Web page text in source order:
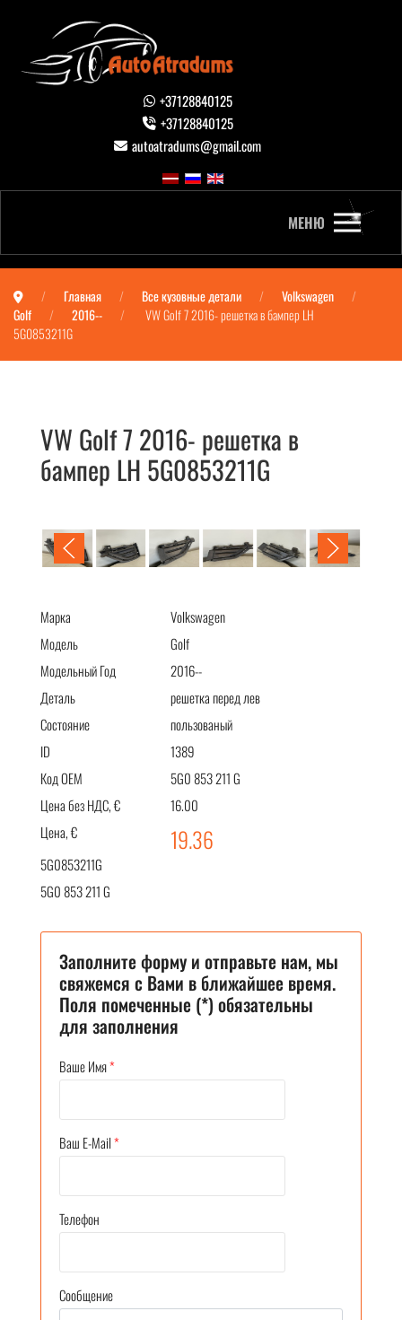
+37128840125
+37128840125
autoatradums@gmail.com
МЕНЮ
Главная Все кузовные детали
Volkswagen
Golf
2016--
VW Golf 7 2016- решетка в бампер LH
5G0853211G
VW Golf 7 2016- решетка в
бампер LH 5G0853211G
Марка
Volkswagen
Модель
Golf
Модельный Год
2016--
Деталь
решетка перед лев
Состояние
пользованый
ID
1389
Код OEM
5G0 853 211 G
Цена без НДС, €
16.00
Цена, €
19.36
5G0853211G
5G0 853 211 G
Заполните форму и отправьте нам, мы
свяжемся с Вами в ближайшее время.
Поля помеченные (*) обязательны
для заполнения
Ваше Имя*
Ваш E-Mail*
Телефон
Сообщение